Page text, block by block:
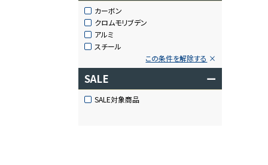
カーボン
クロムモリブデン
アルミ
スチール
この条件を解除する
SALE ー
SALE対象商品